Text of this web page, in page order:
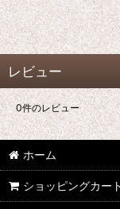
レビュー
0件のレビュー
ホーム
ショッピングカート